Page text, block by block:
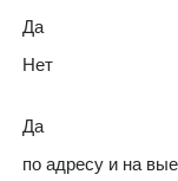
Да
Нет
Да
по адресу и на